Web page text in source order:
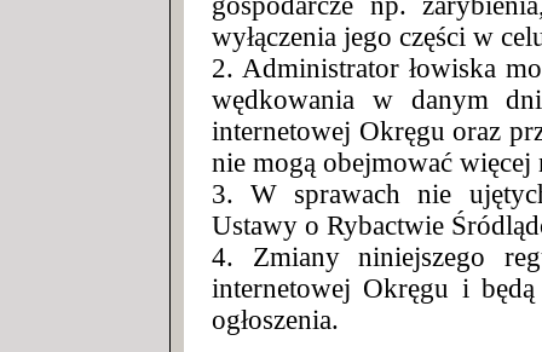
wyłączenia jego części w
2. Administrator łowiska
wędkowania w danym
internetowej Okręgu oraz
nie mogą obejmować
3. W sprawach nie
Ustawy o Rybactwie
4. Zmiany niniejszego
internetowej Okręgu i
ogłoszenia.